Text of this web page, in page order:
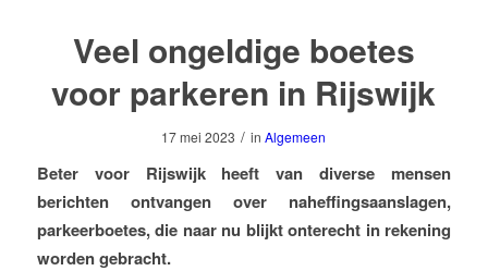
Veel ongeldige boetes
voor parkeren in Rijswijk
17 mei 2023 / inAlgemeen
Beter voor Rijswijk heeft van diverse mensen
berichten ontvangen over naheffingsaanslagen,
parkeerboetes, die naar nu blijkt onterecht in rekening
worden gebracht.